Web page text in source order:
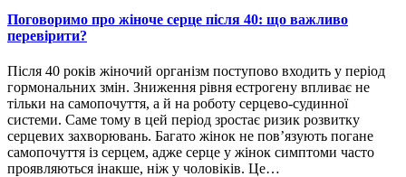
Поговоримо про жіноче серце після 40: що важливо
перевірити?
Після 40 років жіночий організм поступово входить у період
гормональних змін. Зниження рівня естрогену впливає не
тільки на самопочуття, а й на роботу серцево-судинної
системи. Саме тому в цей період зростає ризик розвитку
серцевих захворювань. Багато жінок не пов’язують погане
самопочуття із серцем, адже серце у жінок симптоми часто
проявляються інакше, ніж у чоловіків. Це…